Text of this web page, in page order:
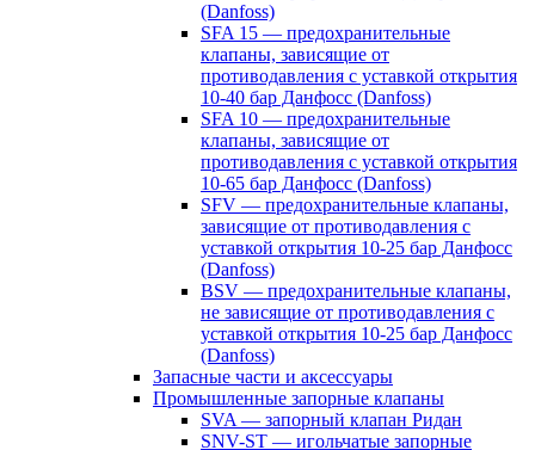
(Danfoss)
SFA 15 — предохранительные
клапаны, зависящие от
противодавления с уставкой открытия
10-40 бар Данфосс (Danfoss)
SFA 10 — предохранительные
клапаны, зависящие от
противодавления с уставкой открытия
10-65 бар Данфосс (Danfoss)
SFV — предохранительные клапаны,
зависящие от противодавления с
уставкой открытия 10-25 бар Данфосс
(Danfoss)
BSV — предохранительные клапаны,
не зависящие от противодавления с
уставкой открытия 10-25 бар Данфосс
(Danfoss)
Запасные части и аксессуары
Промышленные запорные клапаны
SVA — запорный клапан Ридан
SNV-ST — игольчатые запорные